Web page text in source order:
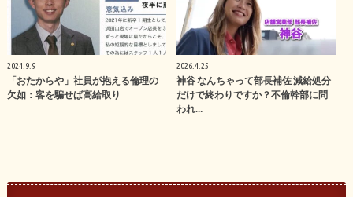
2024.9.9
「おたからや」社員が抱える倫理の
欠如：客を騙せば高給取り
2026.4.25
神谷 なんちゃって部長補佐 減給処分
だけで終わりですか？不倫幹部に問
われ…